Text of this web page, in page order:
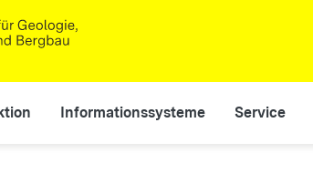
Informationssysteme Service